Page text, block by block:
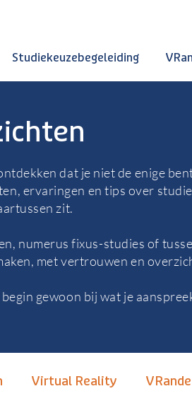
Studiekeuzebegeleiding
dat je niet de enige
ervaringen en tips over
zit.
numerus fixus-studies of
met vertrouwen en
gewoon bij wat je
Virtual Reality